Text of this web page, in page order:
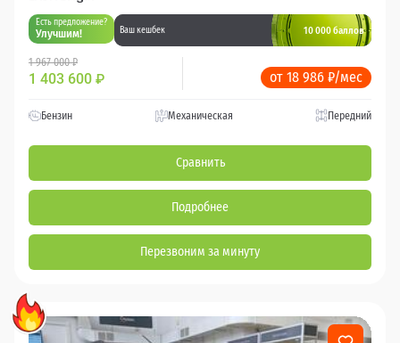
Есть предложение?
Улучшим! Ваш кешбек 10 000 баллов
1 967 000 ₽
1 403 600 ₽ от 18 986 ₽/мес
Бензин Механическая Передний
Сравнить
Подробнее
Перезвоним за минуту